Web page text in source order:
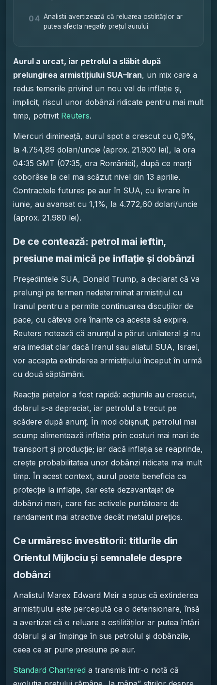
04 Analistii avertizează că reluarea ostilităților ar
putea afecta negativ prețul aurului.
Aurul a urcat, iar petrolul a slăbit după
prelungirea armistițiului SUA–Iran, un mix care a
redus temerile privind un nou val de inflație și,
implicit, riscul unor dobânzi ridicate pentru mai mult
timp, potrivit Reuters.
Miercuri dimineață, aurul spot a crescut cu 0,9%,
la 4.754,89 dolari/uncie (aprox. 21.900 lei), la ora
04:35 GMT (07:35, ora României), după ce marți
coborâse la cel mai scăzut nivel din 13 aprilie.
Contractele futures pe aur în SUA, cu livrare în
iunie, au avansat cu 1,1%, la 4.772,60 dolari/uncie
(aprox. 21.980 lei).
De ce contează: petrol mai ieftin,
presiune mai mică pe inflație și dobânzi
Președintele SUA, Donald Trump, a declarat că va
prelungi pe termen nedeterminat armistițiul cu
Iranul pentru a permite continuarea discuțiilor de
pace, cu câteva ore înainte ca acesta să expire.
Reuters notează că anunțul a părut unilateral și nu
era imediat clar dacă Iranul sau aliatul SUA, Israel,
vor accepta extinderea armistițiului început în urmă
cu două săptămâni.
Reacția piețelor a fost rapidă: acțiunile au crescut,
dolarul s-a depreciat, iar petrolul a trecut pe
scădere după anunț. În mod obișnuit, petrolul mai
scump alimentează inflația prin costuri mai mari de
transport și producție; iar dacă inflația se reaprinde,
crește probabilitatea unor dobânzi ridicate mai mult
timp. În acest context, aurul poate beneficia ca
protecție la inflație, dar este dezavantajat de
dobânzi mari, care fac activele purtătoare de
randament mai atractive decât metalul prețios.
Ce urmăresc investitorii: titlurile din
Orientul Mijlociu și semnalele despre
dobânzi
Analistul Marex Edward Meir a spus că extinderea
armistițiului este percepută ca o detensionare, însă
a avertizat că o reluare a ostilităților ar putea întări
dolarul și ar împinge în sus petrolul și dobânzile,
ceea ce ar pune presiune pe aur.
Standard Chartered a transmis într-o notă că